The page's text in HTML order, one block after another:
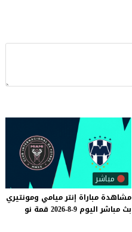
مباشر
مشاهدة مباراة إنترميامي ومونتيري
بث مباشر اليوم 9-8-2026 قمة نو